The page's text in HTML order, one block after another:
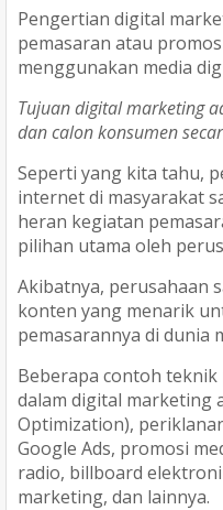
Pengertian digital
pemasaran atau
menggunakan media
Tujuan digital marketing
dan calon konsumen
Seperti yang kita tahu,
internet di masyarakat
heran kegiatan
pilihan utama oleh
Akibatnya, perusahaan
konten yang menarik
pemasarannya di dunia
Beberapa contoh
dalam digital marketing
Optimization),
Google Ads, promosi
radio, billboard
marketing, dan lainnya.